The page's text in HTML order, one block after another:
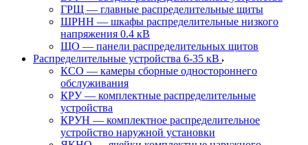
ГРЩ — главные распределительные щиты
ШРНН — шкафы распределительные низкого
напряжения 0.4 кВ
ЩО — панели распределительных щитов
Распределительные устройства 6-35 кВ
КСО — камеры сборные одностороннего
обслуживания
КРУ — комплектные распределительные
устройства
КРУН — комплектное распределительное
устройство наружной установки